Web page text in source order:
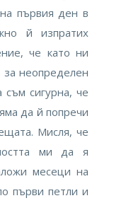
първия ден в
й изпратих
че като ни
неопределен
сигурна, че
да й попречи
Мисля, че
ми да я
месеци на
първи петли и